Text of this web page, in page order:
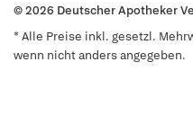
© 2026 Deutscher Apotheker
* Alle Preise inkl. gesetzl.
wenn nicht anders angegeben.